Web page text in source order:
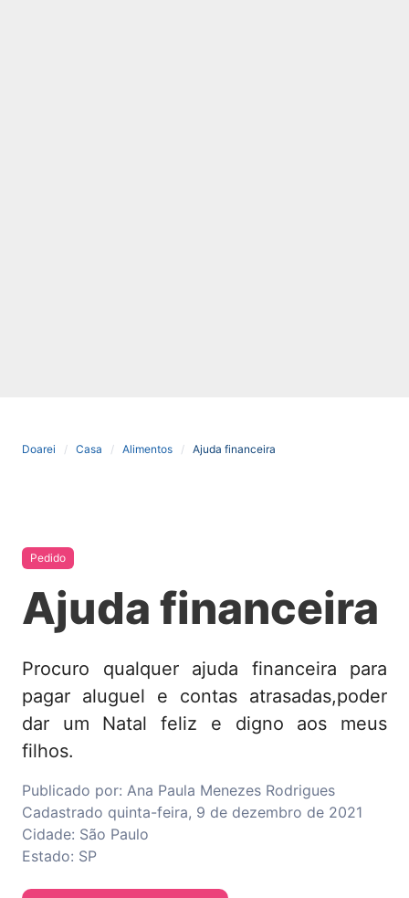
Doarei Casa Alimentos Ajuda financeira
Pedido
Ajuda financeira
Procuro qualquer ajuda financeira para
pagar aluguel e contas atrasadas,poder
dar um Natal feliz e digno aos meus
filhos.
Publicado por: Ana Paula Menezes Rodrigues
Cadastrado quinta-feira, 9 de dezembro de 2021
Cidade: São Paulo
Estado: SP